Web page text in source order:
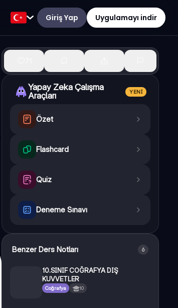
Giriş Yap Uygulamayı indir
Yapay Zeka Çalışma
Araçları
YENI
Özet
Flashcard
Quiz
Deneme Sınavı
Benzer Ders Notları 6
10.SINIF COĞRAFYA DIŞ
KUVVETLER
Coğrafya 10